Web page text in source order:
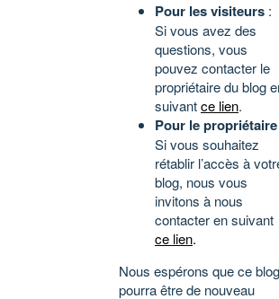
Pour les visiteurs :
Si vous avez des
questions, vous
pouvez contacter le
propriétaire du blog
suivantce lien.
Pour le propriétaire
Si vous souhaitez
rétablir l’accès à
blog, nous vous
invitons à nous
contacter en suivant
ce lien.
Nous espérons que ce blog
pourra être de nouveau